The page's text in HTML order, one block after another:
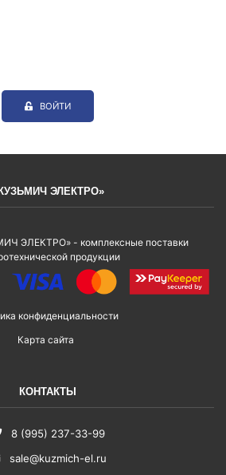
ВОЙТИ
ЭЛЕКТРО»
ЭЛЕКТРО» - комплексные поставки
продукции
конфиденциальности
Карта сайта
КОНТАКТЫ
8 (995) 237-33-99
sale@kuzmich-el.ru